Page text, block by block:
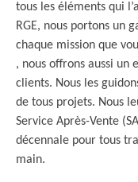
tous les éléments qui
RGE, nous portons un
chaque mission que
, nous offrons aussi un
clients. Nous les
de tous projets. Nous
Service Après-Vente
décennale pour tous
main.